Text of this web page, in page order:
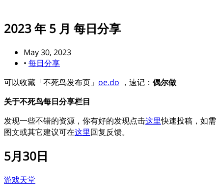
2023 年 5 月 每日分享
May 30, 2023
• 每日分享
可以收藏「不死鸟发布页」 oe.do ，速记： 偶尔做
关于不死鸟每日分享栏目
发现一些不错的资源，你有好的发现点击这里快速投稿，如需
图文或其它建议可在这里回复反馈。
5月30日
游戏天堂